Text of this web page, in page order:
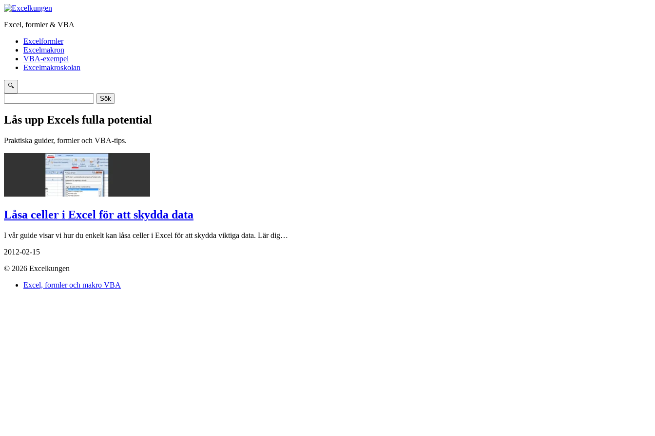
Excel, formler & VBA
Excelformler
Excelmakron
VBA-exempel
Excelmakroskolan
🔍
efter:
Lås upp Excels fulla potential
Praktiska guider, formler och VBA-tips.
Låsa celler i Excel för att skydda data
I vår guide visar vi hur du enkelt kan låsa celler i Excel för att skydda viktiga data. Lär dig…
2012-02-15
© 2026 Excelkungen
Excel, formler och makro VBA